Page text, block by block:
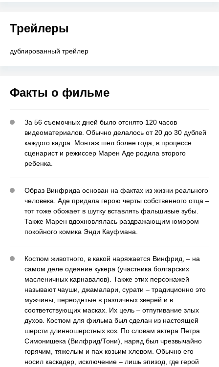
Трейлеры
дублированный трейлер
Факты о фильме
За 56 съемочных дней было отснято 120 часов
видеоматериалов. Обычно делалось от 20 до 30 дублей
каждого кадра. Монтаж шел более года, в процессе
сценарист и режиссер Марен Аде родила второго
ребенка.
Образ Винфрида основан на фактах из жизни реального
человека. Аде придала герою черты собственного отца –
тот тоже обожает в шутку вставлять фальшивые зубы.
Также Марен вдохновлялась раздражающим юмором
покойного комика Энди Кауфмана.
Костюм животного, в какой наряжается Винфрид, – на
самом деле одеяние кукера (участника болгарских
масленичных карнавалов). Также этих персонажей
называют чауши, джамалари, сурати – традиционно это
мужчины, переодетые в различных зверей и в
соответствующих масках. Их цель – отпугивание злых
духов. Костюм для фильма был сделан из настоящей
шерсти длинношерстных коз. По словам актера Петра
Симонишека (Вилфрид/Тони), наряд был чрезвычайно
горячим, тяжелым и пах козьим хлевом. Обычно его
носил каскадер, исключение – лишь эпизод, где герой